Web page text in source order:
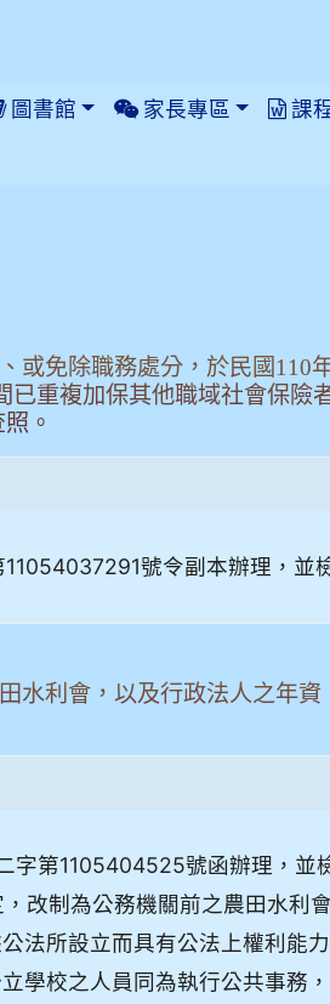
圖書館 家長專區 課
或免除職務處分，於民國110
重複加保其他職域社會保險
。
號令副本辦理，並
水利會，以及行政法人之年
字第1105404525號函辦理，並
改制為公務機關前之農田水利
法所設立而具有公法上權利能
學校之人員同為執行公共事務